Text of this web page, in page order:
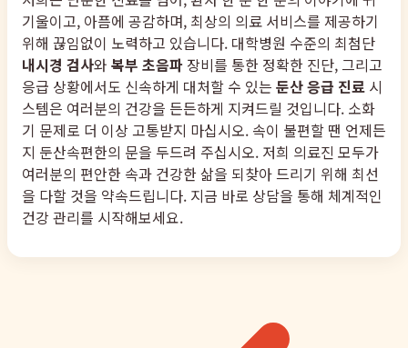
기울이고, 아픔에 공감하며, 최상의 의료 서비스를 제공하기
위해 끊임없이 노력하고 있습니다. 대학병원 수준의 최첨단
내시경 검사와 복부 초음파 장비를 통한 정확한 진단, 그리고
응급 상황에서도 신속하게 대처할 수 있는 둔산 응급 진료 시
스템은 여러분의 건강을 든든하게 지켜드릴 것입니다. 소화
기 문제로 더 이상 고통받지 마십시오. 속이 불편할 땐 언제든
지 둔산속편한의 문을 두드려 주십시오. 저희 의료진 모두가
여러분의 편안한 속과 건강한 삶을 되찾아 드리기 위해 최선
을 다할 것을 약속드립니다. 지금 바로 상담을 통해 체계적인
건강 관리를 시작해보세요.